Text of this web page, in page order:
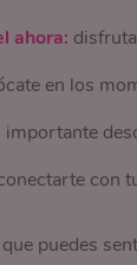
ahora:
en los
importante
con
puedes